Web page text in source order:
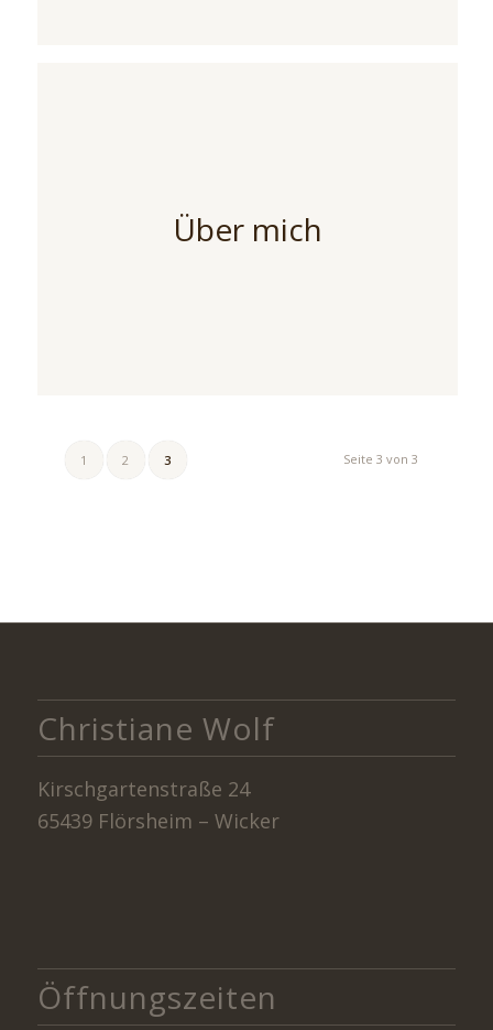
Über mich
Seite 3 von 3
1 2 3
Christiane Wolf
Kirschgartenstraße 24
65439 Flörsheim – Wicker
Öffnungszeiten